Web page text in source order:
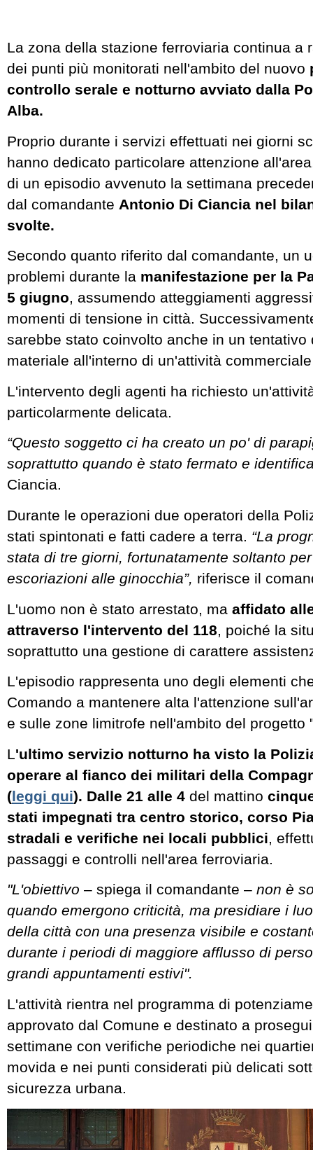
La zona della stazione ferroviaria continua a
dei punti più monitorati nell'ambito del nuovo
controllo serale e notturno avviato dalla
Alba.
Proprio durante i servizi effettuati nei giorni
hanno dedicato particolare attenzione
di un episodio avvenuto la settimana
dal comandante Antonio Di Ciancia nel
svolte.
Secondo quanto riferito dal comandante, un
problemi durante la manifestazione per la
5 giugno, assumendo atteggiamenti
momenti di tensione in città.
sarebbe stato coinvolto anche in un tentativo
materiale all'interno di un'attività
L'intervento degli agenti ha richiesto
particolarmente delicata.
“Questo soggetto ci ha creato un po' di
soprattutto quando è stato fermato e
Ciancia.
Durante le operazioni due operatori della
stati spintonati e fatti cadere a terra. “La
stata di tre giorni, fortunatamente soltanto
escoriazioni alle ginocchia”, riferisce il
L'uomo non è stato arrestato, ma affidato
attraverso l'intervento del 118 , poiché la
soprattutto una gestione di carattere
L'episodio rappresenta uno degli elementi
Comando a mantenere alta l'attenzione
e sulle zone limitrofe nell'ambito del progetto
L'ultimo servizio notturno ha visto la
operare al fianco dei militari della
(leggi qui). Dalle 21 alle 4 del mattino
stati impegnati tra centro storico, corso
stradali e verifiche nei locali pubblici,
passaggi e controlli nell'area ferroviaria.
"L'obiettivo – spiega il comandante – non è
quando emergono criticità, ma presidiare i
della città con una presenza visibile e
durante i periodi di maggiore afflusso di
grandi appuntamenti estivi".
L'attività rientra nel programma di
approvato dal Comune e destinato a
settimane con verifiche periodiche nei
movida e nei punti considerati più delicati
sicurezza urbana.